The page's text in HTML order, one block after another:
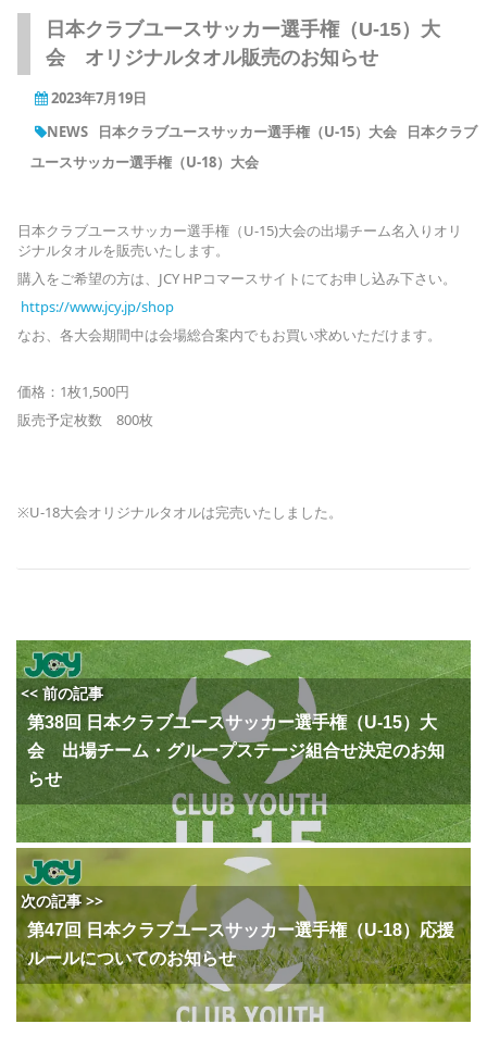
日本クラブユースサッカー選手権（U-15）大
会 オリジナルタオル販売のお知らせ
2023年7月19日
NEWS
日本クラブユースサッカー選手権（U-15）大会
日本クラブ
ユースサッカー選手権（U-18）大会
日本クラブユースサッカー選手権（U-15)大会の出場チーム名入りオリ
ジナルタオルを販売いたします。
購入をご希望の方は、JCY HPコマースサイトにてお申し込み下さい。
https://www.jcy.jp/shop
なお、各大会期間中は会場総合案内でもお買い求めいただけます。
価格：1枚1,500円
販売予定枚数 800枚
※U-18大会オリジナルタオルは完売いたしました。
<< 前の記事
第38回 日本クラブユースサッカー選手権（U-15）大
会 出場チーム・グループステージ組合せ決定のお知
らせ
次の記事 >>
第47回 日本クラブユースサッカー選手権（U-18）応援
ルールについてのお知らせ